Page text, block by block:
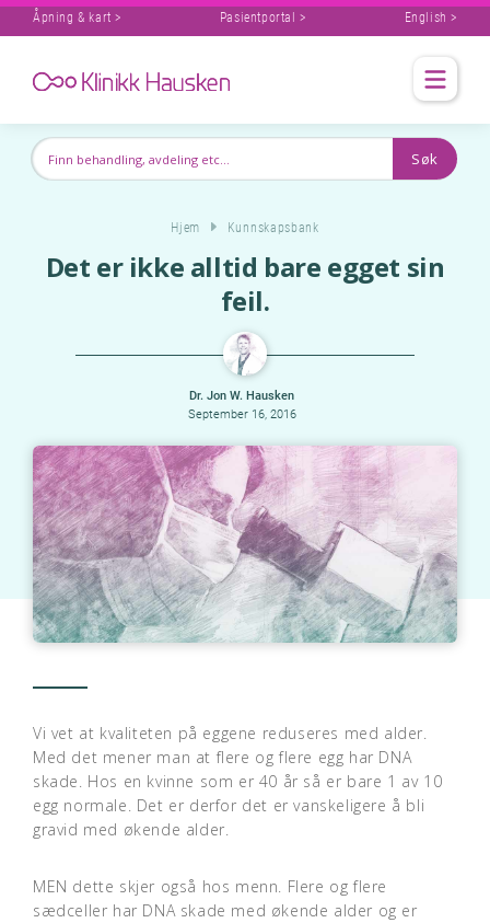
Åpning & kart > Pasientportal > English >
Hjem Kunnskapsbank
Det er ikke alltid bare egget sin
feil.
Dr. Jon W. Hausken
September 16, 2016
Vi vet at kvaliteten på eggene reduseres med alder.
Med det mener man at flere og flere egg har DNA
skade. Hos en kvinne som er 40 år så er bare 1 av 10
egg normale. Det er derfor det er vanskeligere å bli
gravid med økende alder.
MEN dette skjer også hos menn. Flere og flere
sædceller har DNA skade med økende alder og er